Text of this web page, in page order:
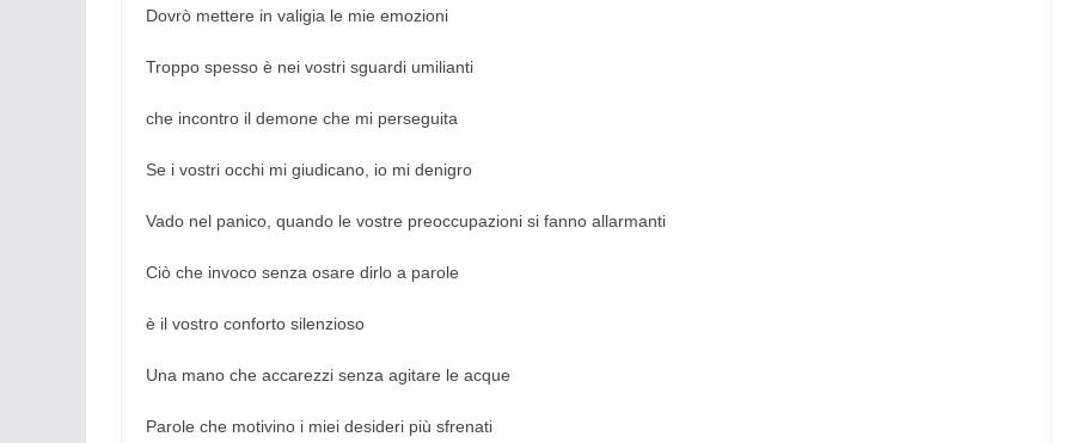
Dovrò mettere in valigia le mie emozioni
Troppo spesso è nei vostri sguardi umilianti
che incontro il demone che mi perseguita
Se i vostri occhi mi giudicano, io mi denigro
Vado nel panico, quando le vostre preoccupazioni si fanno allarmanti
Ciò che invoco senza osare dirlo a parole
è il vostro conforto silenzioso
Una mano che accarezzi senza agitare le acque
Parole che motivino i miei desideri più sfrenati